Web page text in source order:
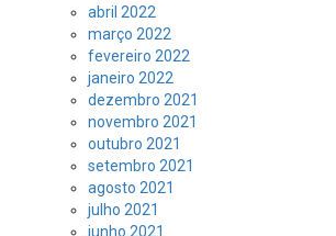
abril 2022
março 2022
fevereiro 2022
janeiro 2022
dezembro 2021
novembro 2021
outubro 2021
setembro 2021
agosto 2021
julho 2021
junho 2021